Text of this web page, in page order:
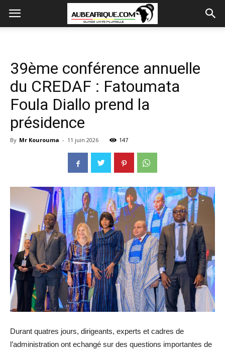
39ème conférence annuelle
du CREDAF : Fatoumata
Foula Diallo prend la
présidence
By Mr Kourouma - 11 juin 2026 147
Durant quatres jours, dirigeants, experts et cadres de
l’administration ont echangé sur des questions importantes de